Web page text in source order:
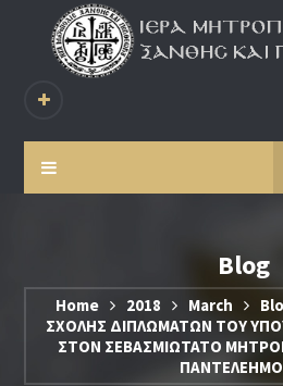
Blog
Home 2018 March
ΣΧΟΛΗΣ ΔΙΠΛΩΜΑΤΩΝ ΤΟΥ
ΣΤΟΝ ΣΕΒΑΣΜΙΩΤΑΤΟ